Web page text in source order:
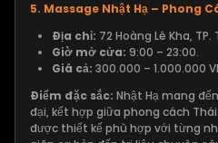
5. Massage Nhật Hạ – Phong
Địa chỉ: 72 Hoàng Lê Kha, TP.
Giờ mở cửa: 9:00 – 23:00.
Giá cả: 300.000 – 1.000.000
Điểm đặc sắc: Nhật Hạ mang
đại, kết hợp giữa phong cách Thái
được thiết kế phù hợp với từng